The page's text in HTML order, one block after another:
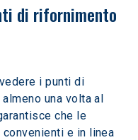
di rifornimento
i punti di
una volta al
che le
e in linea